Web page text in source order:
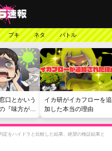
ブキ ネタ バトル
口とかいう
『味方が弱
まされる苦
イカ研がイカフローを追
加した本当の理由
定をハイドラと比較した結果、絶望の検証結果と